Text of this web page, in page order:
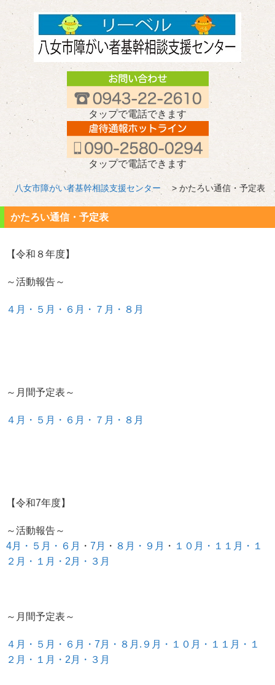
タップで電話できます
タップで電話できます
八女市障がい者基幹相談支援センター > かたろい通信・予定表
かたろい通信・予定表
【令和８年度】
～活動報告～
４月・ ５月・ ６月 ・７月・ ８月
～月間予定表～
４月・ ５月・ ６月 ・７月・ ８月
【令和7年度】
～活動報告～
4月・ ５月 ・６月 ・ 7月 ・ ８月・ ９月 ・ １０月・ １１月・ １
２月・ １月 ・2月・ ３月
～月間予定表～
４月・ ５月 ・６月・ 7月 ・８月. ９月 ・１０月・ １１月・ １
２月
・１月 ・2月 ・３月